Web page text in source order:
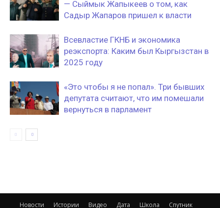
— Сыймык Жапыкеев о том, как
Садыр Жапаров пришел к власти
Всевластие ГКНБ и экономика
реэкспорта: Каким был Кыргызстан в
2025 году
«Это чтобы я не попал». Три бывших
депутата считают, что им помешали
вернуться в парламент
Новости Истории Видео Дата Школа Спутник